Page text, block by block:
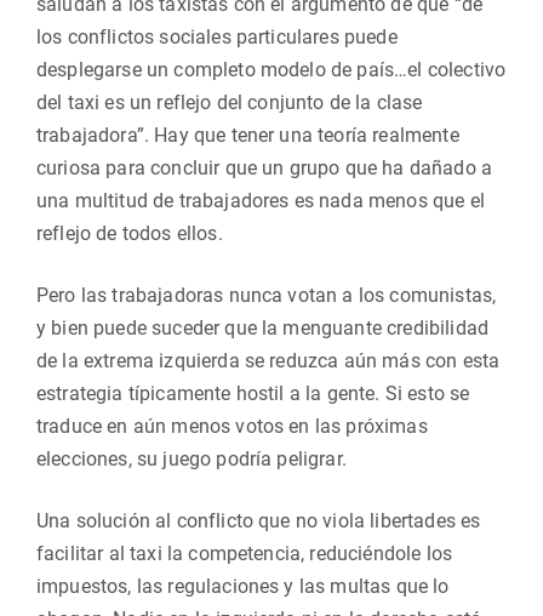
los conflictos sociales particulares puede
desplegarse un completo modelo de país…el colectivo
del taxi es un reflejo del conjunto de la clase
trabajadora”. Hay que tener una teoría realmente
curiosa para concluir que un grupo que ha dañado a
una multitud de trabajadores es nada menos que el
reflejo de todos ellos.
Pero las trabajadoras nunca votan a los comunistas,
y bien puede suceder que la menguante credibilidad
de la extrema izquierda se reduzca aún más con esta
estrategia típicamente hostil a la gente. Si esto se
traduce en aún menos votos en las próximas
elecciones, su juego podría peligrar.
Una solución al conflicto que no viola libertades es
facilitar al taxi la competencia, reduciéndole los
impuestos, las regulaciones y las multas que lo